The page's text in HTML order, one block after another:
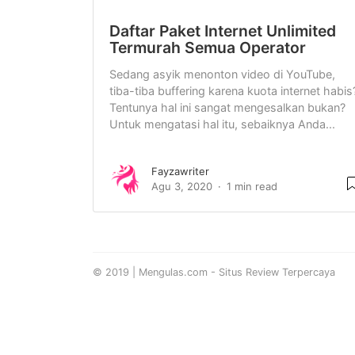
Daftar Paket Internet Unlimited
Termurah Semua Operator
Sedang asyik menonton video di YouTube,
tiba-tiba buffering karena kuota internet
Tentunya hal ini sangat mengesalkan bukan?
Untuk mengatasi hal itu, sebaiknya Anda...
Fayzawriter
Agu 3, 2020
1 min read
© 2019 | Mengulas.com - Situs Review Terpercaya